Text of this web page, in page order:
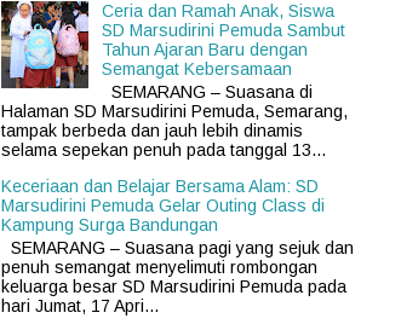
Ceria dan Ramah Anak, Siswa
SD Marsudirini Pemuda Sambut
Tahun Ajaran Baru dengan
Semangat Kebersamaan
SEMARANG – Suasana di
Halaman SD Marsudirini Pemuda, Semarang,
tampak berbeda dan jauh lebih dinamis
selama sepekan penuh pada tanggal 13...
Keceriaan dan Belajar Bersama Alam: SD
Marsudirini Pemuda Gelar Outing Class di
Kampung Surga Bandungan
SEMARANG – Suasana pagi yang sejuk dan
penuh semangat menyelimuti rombongan
keluarga besar SD Marsudirini Pemuda pada
hari Jumat, 17 Apri...